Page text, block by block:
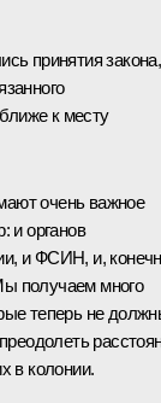
принятия закона,
к месту
очень важное
и органов
и ФСИН, и,
получаем много
теперь не
в колонии.